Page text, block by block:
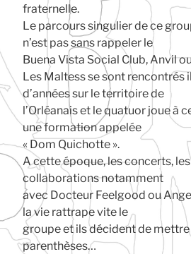
fraternelle.
Le parcours singulier de ce
n’est pas sans rappeler le
Buena Vista Social Club, Anvil
Les Maltess se sont rencontrés
d’années sur le territoire de
l’Orléanais et le quatuor joue à
une formation appelée
« Dom Quichotte ».
A cette époque, les concerts,
collaborations notamment
avec Docteur Feelgood ou
la vie rattrape vite le
groupe et ils décident de
parenthèses…